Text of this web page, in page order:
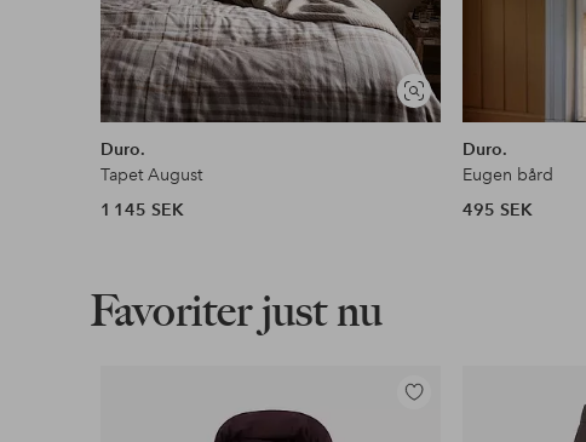
Visa
liknande
Duro.
Tapet August
1 145 SEK
Duro.
Eugen bård
495 SEK
Favoriter just nu
Lägg